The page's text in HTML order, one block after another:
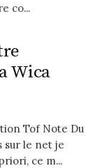
co...
Wica
Tof Note Du
sur le net je
ce m...